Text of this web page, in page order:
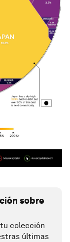
sobre
colección
últimas